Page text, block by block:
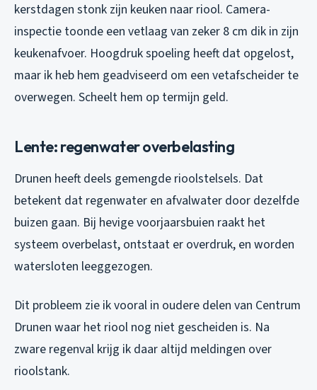
kerstdagen stonk zijn keuken naar riool. Camera-
inspectie toonde een vetlaag van zeker 8 cm dik in zijn
keukenafvoer. Hoogdruk spoeling heeft dat opgelost,
maar ik heb hem geadviseerd om een vetafscheider te
overwegen. Scheelt hem op termijn geld.
Lente: regenwater overbelasting
Drunen heeft deels gemengde rioolstelsels. Dat
betekent dat regenwater en afvalwater door dezelfde
buizen gaan. Bij hevige voorjaarsbuien raakt het
systeem overbelast, ontstaat er overdruk, en worden
watersloten leeggezogen.
Dit probleem zie ik vooral in oudere delen van Centrum
Drunen waar het riool nog niet gescheiden is. Na
zware regenval krijg ik daar altijd meldingen over
rioolstank.